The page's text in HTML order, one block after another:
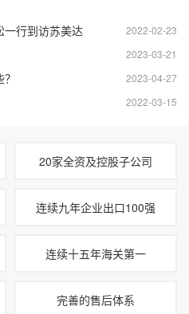
2022-02-23
一行到访苏美达
2023-03-21
2023-04-27
2022-03-15
20家全资及控股子公司
连续九年企业出口100强
连续十五年海关第一
完善的售后体系